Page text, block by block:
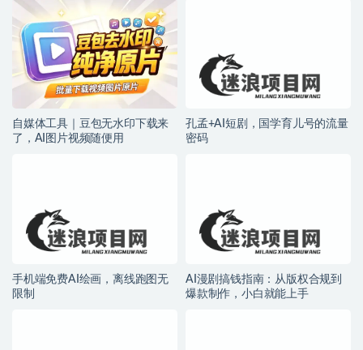
自媒体工具｜豆包无水印下载来
了，AI图片视频随便用
孔孟+AI短剧，国学育儿号的流量
密码
手机端免费AI绘画，离线跑图无
限制
AI漫剧搞钱指南：从版权合规到
爆款制作，小白就能上手